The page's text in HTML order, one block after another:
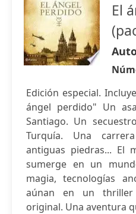
El
Edición especial.
ángel perdido" Un
Santiago. Un
Turquía. Una
antiguas piedras... El
sumerge en un
magia, tecnologías
aúnan en un
original. Una aventura